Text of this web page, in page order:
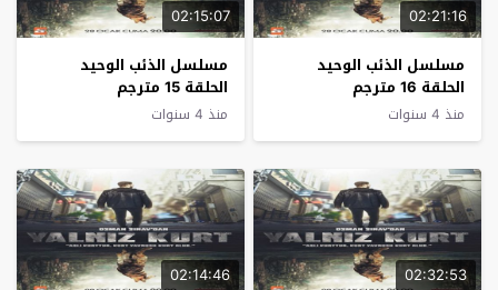
02:21:16
مسلسل الذئب الوحيد
الحلقة 16 مترجم
منذ 4 سنوات
02:15:07
مسلسل الذئب الوحيد
الحلقة 15 مترجم
منذ 4 سنوات
02:32:53
02:14:46